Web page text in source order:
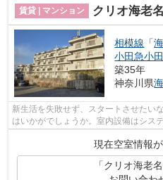
賃貸 | マンション クリオ海老
相模線 「
小田急小
築35年
神奈川県
新生活を失敗せず、スタートさせたい
はいかがでしょうか。室内設備はシス
した設備を備え付けています。専有面...
現在空室情報が
「クリオ海老